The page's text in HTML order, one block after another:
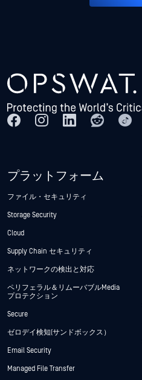
プラットフォーム
ファイル・セキュリティ
Storage Security
Cloud
Supply Chain セキュリティ
ネットワークの検出と対応
ペリフェラル＆リムーバブルMedia
プロテクション
Secure
ゼロデイ検知(サンドボックス）
Email Security
Managed File Transfer